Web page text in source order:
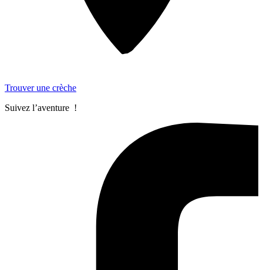
Trouver une crèche
Suivez l’aventure !